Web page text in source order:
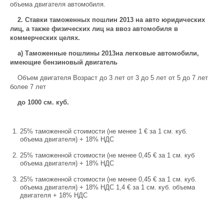
объема двигателя автомобиля.
2. Ставки таможенных пошлин 2013 на авто юридических
лиц, а также физических лиц на ввоз автомобиля в
коммерческих целях.
a) Таможенные пошлины 2013на легковые автомобили,
имеющие бензиновый двигатель
Объем двигателя Возраст до 3 лет от 3 до 5 лет от 5 до 7 лет
более 7 лет
до 1000 см. куб.
25% таможенной стоимости (не менее 1 € за 1 см. куб.
объема двигателя) + 18% НДС
25% таможенной стоимости (не менее 0,45 € за 1 см. куб
объема двигателя) + 18% НДС
25% таможенной стоимости (не менее 0,45 € за 1 см. куб.
объема двигателя) + 18% НДС 1,4 € за 1 см. куб. объема
двигателя + 18% НДС